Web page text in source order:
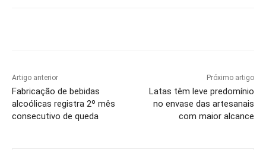
Artigo anterior
Fabricação de bebidas
alcoólicas registra 2º mês
consecutivo de queda
Próximo artigo
Latas têm leve predomínio
no envase das artesanais
com maior alcance